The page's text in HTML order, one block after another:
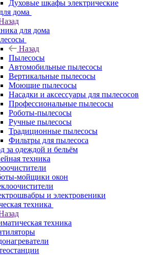
Духовые шкафы электрические
дома
для дома
Назад
Пылесосы
Автомобильные пылесосы
Вертикальные пылесосы
Моющие пылесосы
Насадки и аксессуары для пылесосов
Профессиональные пылесосы
Роботы-пылесосы
Ручные пылесосы
Традиционные пылесосы
Фильтры для пылесоса
за одеждой и бельём
техника
мойщики окон
и электровеники
техника
техника